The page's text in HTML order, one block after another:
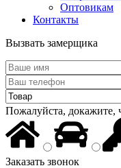
Оптовикам
Контакты
Вызвать замерщика
Пожалуйста, докажите,
Заказать звонок